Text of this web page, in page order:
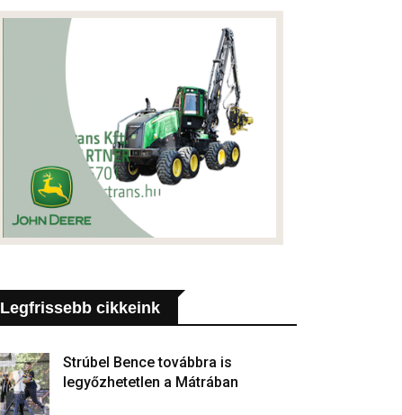
Legfrissebb cikkeink
Strúbel Bence továbbra is
legyőzhetetlen a Mátrában